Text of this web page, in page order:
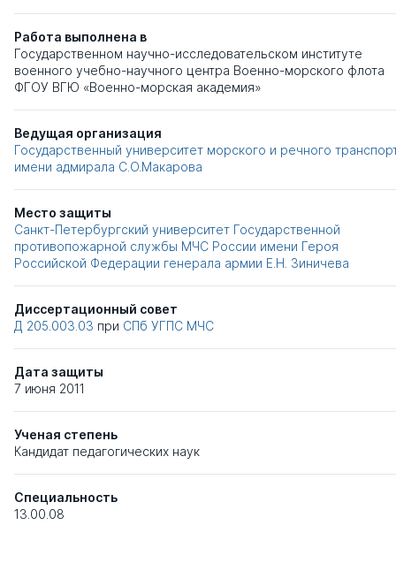
Работа выполнена в
Государственном научно-исследовательском институте
военного учебно-научного центра Военно-морского флота
ФГОУ ВГЮ «Военно-морская академия»
Ведущая организация
Государственный университет морского и речного
имени адмирала С.О.Макарова
Место защиты
Санкт-Петербургский университет Государственной
противопожарной службы МЧС России имени Героя
Российской Федерации генерала армии Е.Н. Зиничева
Диссертационный совет
Д 205.003.03 при СПб УГПС МЧС
Дата защиты
7 июня 2011
Ученая степень
Кандидат педагогических наук
Специальность
13.00.08